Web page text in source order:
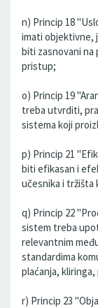
n) Princip 18
imati objektivne,
biti zasnovani
pristup;
o) Princip 19
treba utvrditi,
sistema koji
p) Princip 21
biti efikasan i
učesnika i tržišta
q) Princip 22
sistem treba
relevantnim
standardima
plaćanja,
r) Princip 23